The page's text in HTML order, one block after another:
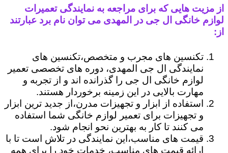
از مزیت هایی که برای مراجعه به نمایندگی تعمیرات
لوازم خانگی ال جی در المهدی می توان نام برد عبارتند
از:
تکنسین های مجرب و متخصص،تکنسین های
نمایندگی ال جی المهدی، دوره های تخصصی تعمیر
لوازم خانگی ال جی را گذرانده اند و از تجربه و
مهارت بالایی در این زمینه برخوردار هستند.
استفاده از ابزار و تجهیزات مدرن،از جدید ترین ابزار
و تجهیزات برای تعمیر لوازم خانگی شما استفاده
می کنند تا کار به بهترین نحو انجام شود.
قیمت های مناسب،این نمایندگی در تلاش است تا با
ارائه قیمت های مناسب، خدمات خود را برای همه